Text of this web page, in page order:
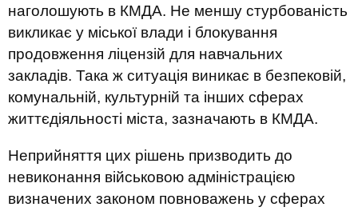
наголошують в КМДА. Не меншу стурбованість
викликає у міської влади і блокування
продовження ліцензій для навчальних
закладів. Така ж ситуація виникає в безпековій,
комунальній, культурній та інших сферах
життєдіяльності міста, зазначають в КМДА.
Неприйняття цих рішень призводить до
невиконання військовою адміністрацією
визначених законом повноважень у сферах